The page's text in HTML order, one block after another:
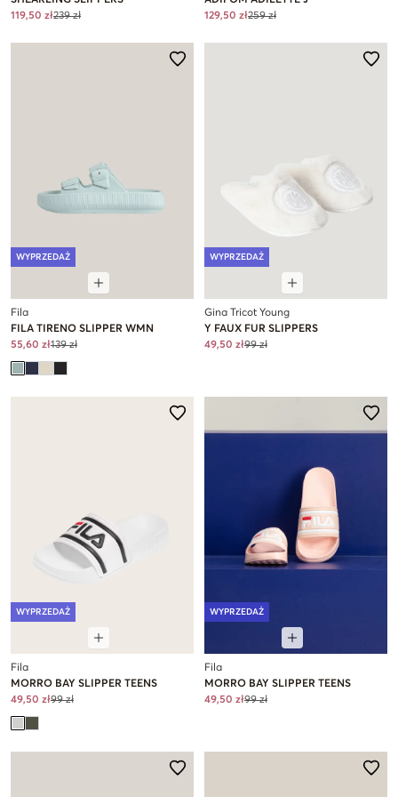
119,50 zł239 zł
129,50 zł259 zł
WYPRZEDAŻ
Fila
FILA TIRENO SLIPPER WMN
55,60 zł139 zł
WYPRZEDAŻ
Gina Tricot Young
Y FAUX FUR SLIPPERS
49,50 zł99 zł
WYPRZEDAŻ
Fila
MORRO BAY SLIPPER TEENS
49,50 zł99 zł
WYPRZEDAŻ
Fila
MORRO BAY SLIPPER TEENS
49,50 zł99 zł